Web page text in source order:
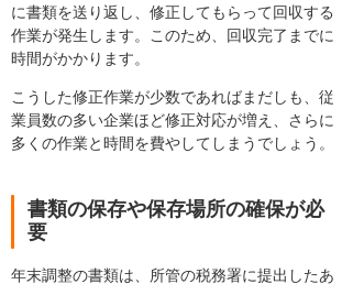
に書類を送り返し、修正してもらって回収する
作業が発生します。このため、回収完了までに
時間がかかります。
こうした修正作業が少数であればまだしも、従
業員数の多い企業ほど修正対応が増え、さらに
多くの作業と時間を費やしてしまうでしょう。
書類の保存や保存場所の確保が必
要
年末調整の書類は、所管の税務署に提出したあ